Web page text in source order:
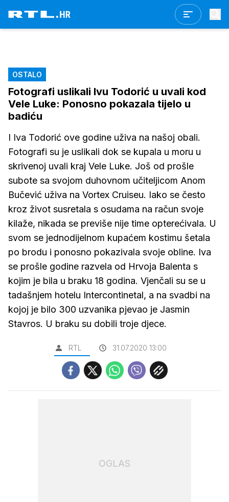
OSTALO
Fotografi uslikali Ivu Todorić u uvali kod
Vele Luke: Ponosno pokazala tijelo u
badiću
I Iva Todorić ove godine uživa na našoj obali.
Fotografi su je uslikali dok se kupala u moru u
skrivenoj uvali kraj Vele Luke. Još od prošle
subote sa svojom duhovnom učiteljicom Anom
Bučević uživa na Vortex Cruiseu. Iako se često
kroz život susretala s osudama na račun svoje
kilaže, nikada se previše nije time opterećivala. U
svom se jednodijelnom kupaćem kostimu šetala
po brodu i ponosno pokazivala svoje obline. Iva
se prošle godine razvela od Hrvoja Balenta s
kojim je bila u braku 18 godina. Vjenčali su se u
tadašnjem hotelu Intercontinetal, a na svadbi na
kojoj je bilo 300 uzvanika pjevao je Jasmin
Stavros. U braku su dobili troje djece.
RTL 31.07.2020 13:00
OGLAS